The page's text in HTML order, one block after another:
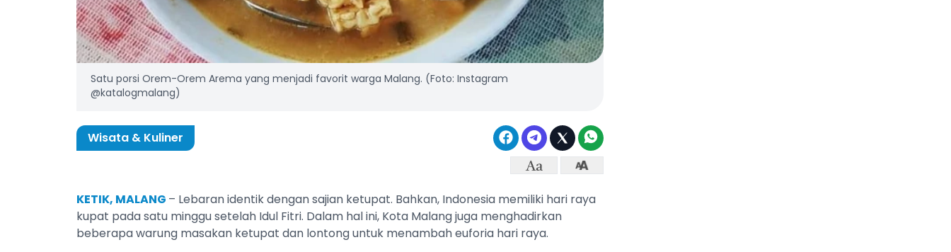
Satu porsi Orem-Orem Arema yang menjadi favorit warga Malang. (Foto: Instagram
@katalogmalang)
Wisata & Kuliner
KETIK, MALANG – Lebaran identik dengan sajian ketupat. Bahkan, Indonesia memiliki hari raya
kupat pada satu minggu setelah Idul Fitri. Dalam hal ini, Kota Malang juga menghadirkan
beberapa warung masakan ketupat dan lontong untuk menambah euforia hari raya.